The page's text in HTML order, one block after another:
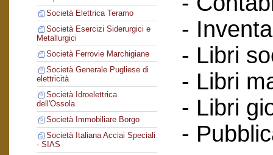
Società Elettrica Teramo
Società Esercizi Siderurgici e
Metallurgici
Società Ferrovie Marchigiane
Società Generale Pugliese di
elettricità
Società Idroelettrica
dell'Ossola
Società Immobiliare Borgo
Società Italiana Acciai Speciali
- SIAS
-
- Libri
- Libri
- Libri
-